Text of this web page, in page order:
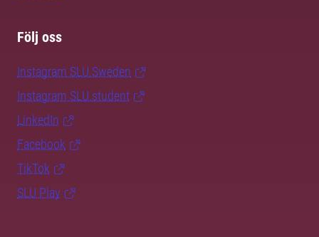
Följ oss
Instagram SLU.Sweden
Instagram SLU.student
LinkedIn
Facebook
TikTok
SLU Play